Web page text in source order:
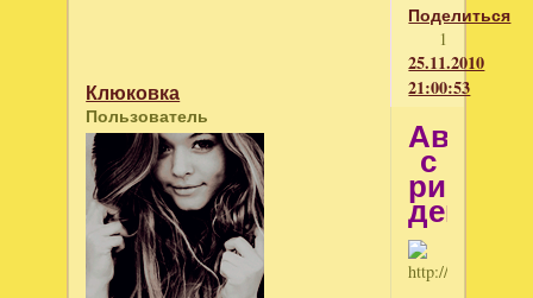
Поделиться
1
25.11.2010
21:00:53
Клюковка
Пользователь
с